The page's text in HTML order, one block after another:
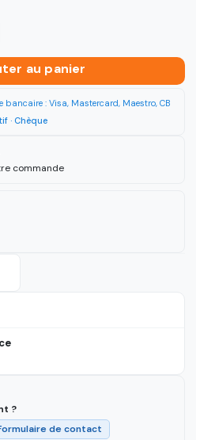
au panier
· Chèque
commande
?
de contact